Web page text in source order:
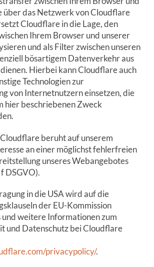
über das Netzwerk von Cloudflare
Cloudflare in die Lage, den
Ihrem Browser und unserer
und als Filter zwischen unseren
bösartigem Datenverkehr aus
Hierbei kann Cloudflare auch
Technologien zur
von Internetnutzern einsetzen, die
hier beschriebenen Zweck
beruht auf unserem
an einer möglichst fehlerfreien
unseres Webangebotes
DSGVO).
in die USA wird auf die
der EU-Kommission
weitere Informationen zum
und Datenschutz bei Cloudflare
privacypolicy/.